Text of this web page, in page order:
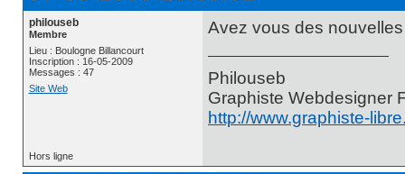
philouseb
Membre
Lieu : Boulogne Billancourt
Inscription : 16-05-2009
Messages : 47
Site Web
Avez vous des
Philouseb
Graphiste Webdesigner
http://www.graphiste-
Hors ligne